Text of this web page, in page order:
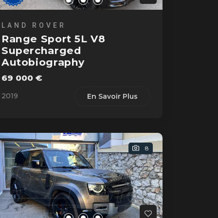
LAND ROVER
Range Sport 5L V8
Supercharged
Autobiography
69 000 €
2019 En Savoir Plus
8